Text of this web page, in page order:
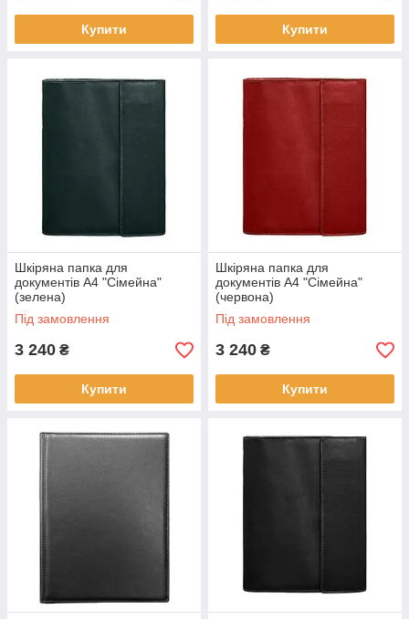
Купити Купити
Шкіряна папка для
документів А4 "Сімейна"
(зелена)
Під замовлення
3 240 ₴
Купити
Шкіряна папка для
документів А4 "Сімейна"
(червона)
Під замовлення
3 240 ₴
Купити